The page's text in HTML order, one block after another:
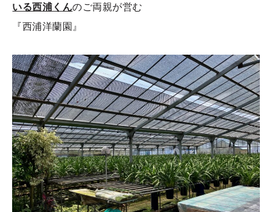
いる西浦くんのご両親が営む
『西浦洋蘭園』